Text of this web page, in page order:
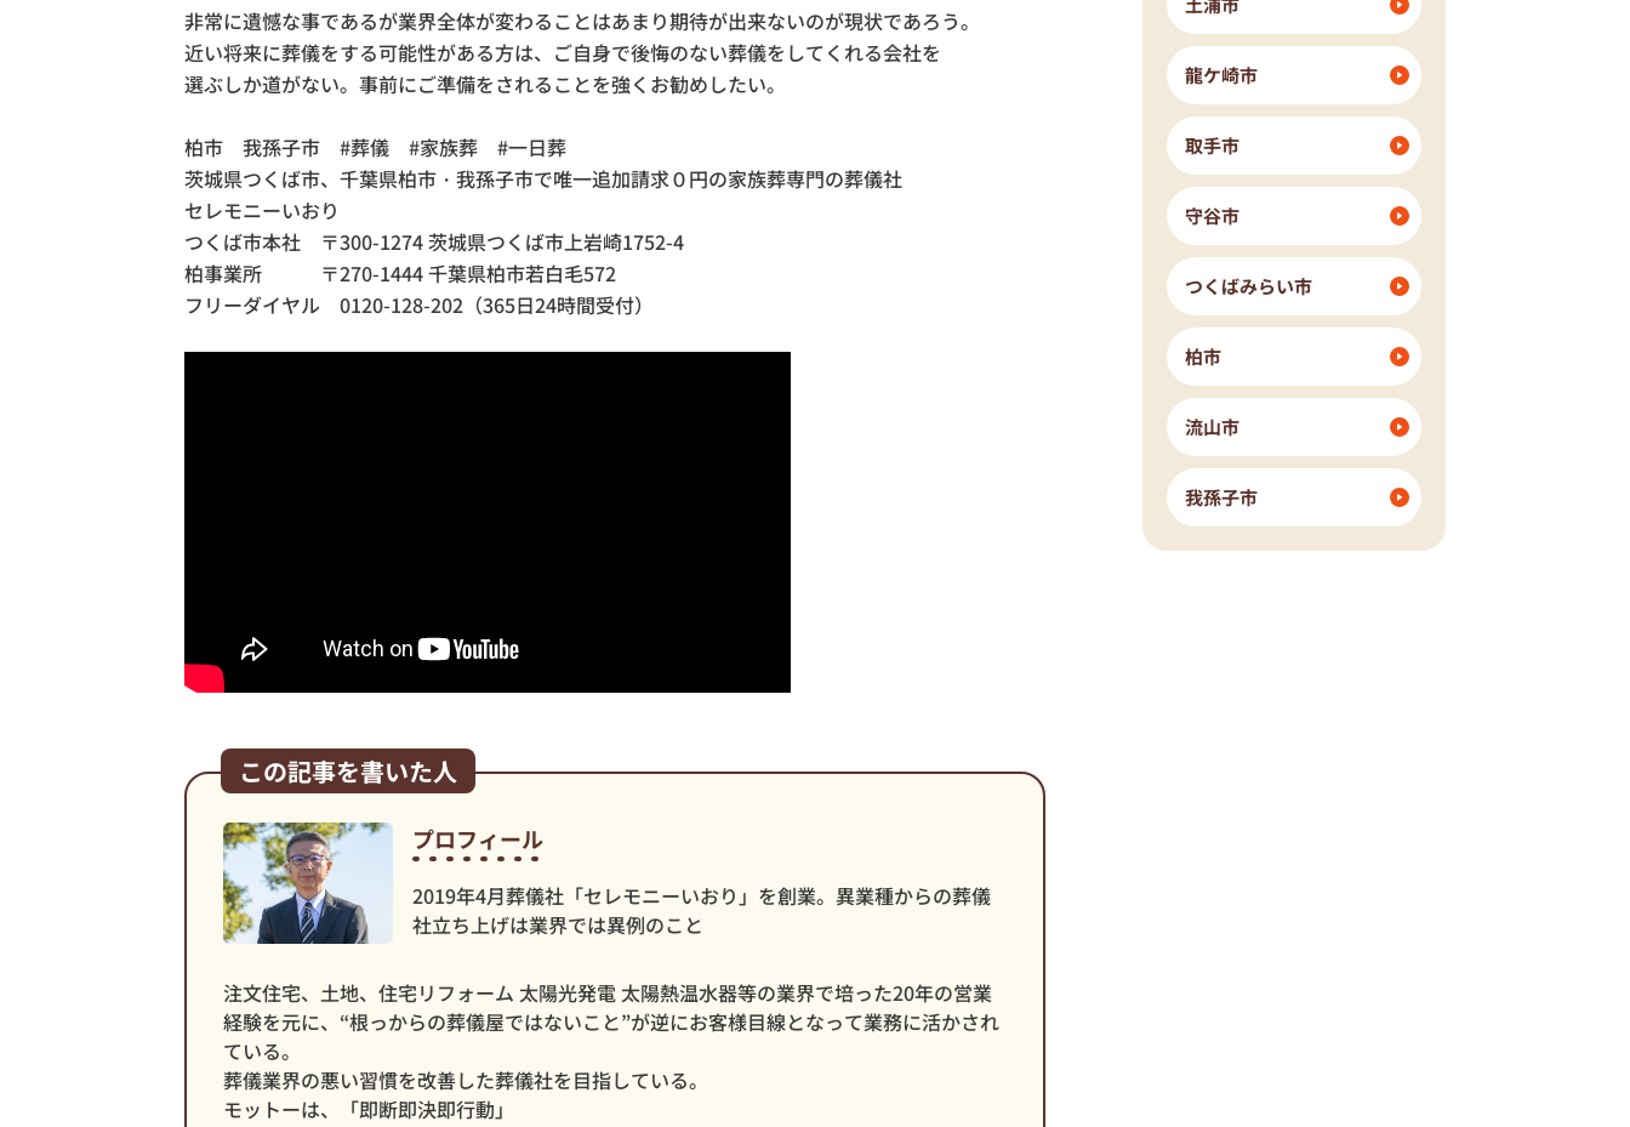
非常に遺憾な事であるが業界全体が変わることはあまり期待が出来ないのが現状であろう。
近い将来に葬儀をする可能性がある方は、ご自身で後悔のない葬儀をしてくれる会社を
選ぶしか道がない。事前にご準備をされることを強くお勧めしたい。
柏市 我孫子市 #葬儀 #家族葬 #一日葬
茨城県つくば市、千葉県柏市・我孫子市で唯一追加請求０円の家族葬専門の葬儀社
セレモニーいおり
つくば市本社 〒300-1274 茨城県つくば市上岩崎1752-4
柏事業所 〒270-1444 千葉県柏市若白毛572
フリーダイヤル 0120-128-202（365日24時間受付）
この記事を書いた人
プロフィール
2019年4月葬儀社「セレモニーいおり」を創業。異業種からの葬儀
社立ち上げは業界では異例のこと
注文住宅、土地、住宅リフォーム 太陽光発電 太陽熱温水器等の業界で培った20年の営業
経験を元に、“根っからの葬儀屋ではないこと”が逆にお客様目線となって業務に活かされ
ている。
葬儀業界の悪い習慣を改善した葬儀社を目指している。
モットーは、「即断即決即行動」
龍ケ崎市
取手市
守谷市
つくばみらい市
柏市
流山市
我孫子市